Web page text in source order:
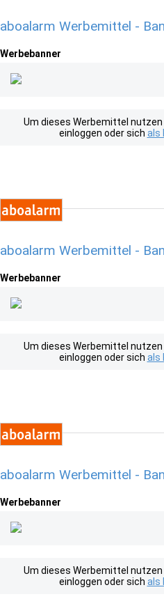
aboalarm Werbemittel -
Werbebanner
Um dieses Werbemittel
einloggen oder sich als
aboalarm Werbemittel -
Werbebanner
Um dieses Werbemittel
einloggen oder sich als
aboalarm Werbemittel -
Werbebanner
Um dieses Werbemittel
einloggen oder sich als